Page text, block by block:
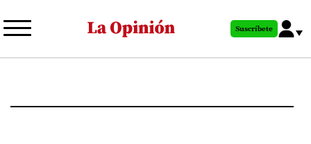
al
principal
Suscríbete